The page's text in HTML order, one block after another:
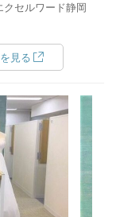
クセルワード静岡
見る